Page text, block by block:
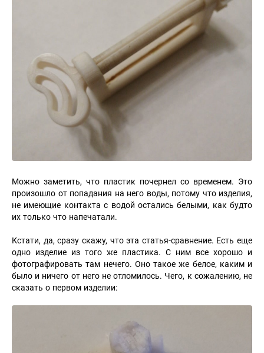
Можно заметить, что пластик почернел со временем. Это
произошло от попадания на него воды, потому что изделия,
не имеющие контакта с водой остались белыми, как будто
их только что напечатали.
Кстати, да, сразу скажу, что эта статья-сравнение. Есть еще
одно изделие из того же пластика. С ним все хорошо и
фотографировать там нечего. Оно такое же белое, каким и
было и ничего от него не отломилось. Чего, к сожалению, не
сказать о первом изделии: